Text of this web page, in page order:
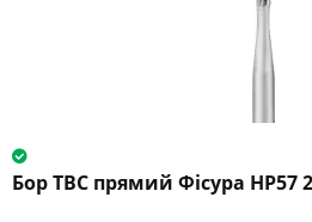
Бор ТВС прямий Фісура HP57